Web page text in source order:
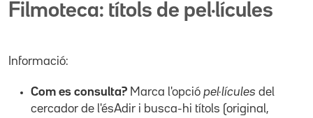
Filmoteca: títols de pel·lícules
Informació:
Com es consulta? Marca l'opció pel·lícules del
cercador de l'ésAdir i busca-hi títols (original,